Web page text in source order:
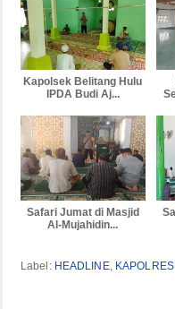
Kapolsek Belitang Hulu
IPDA Budi Aj...
Safari Jumat di Masjid
Al-Mujahidin...
Label: HEADLINE, KAPOLRES